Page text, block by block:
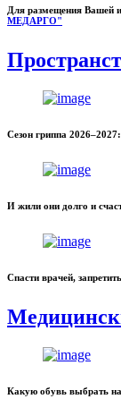
Для размещения Вашей
МЕДАРГО"
Сезон гриппа
И жили они долго и
Спасти врачей,
Какую обувь выбрать